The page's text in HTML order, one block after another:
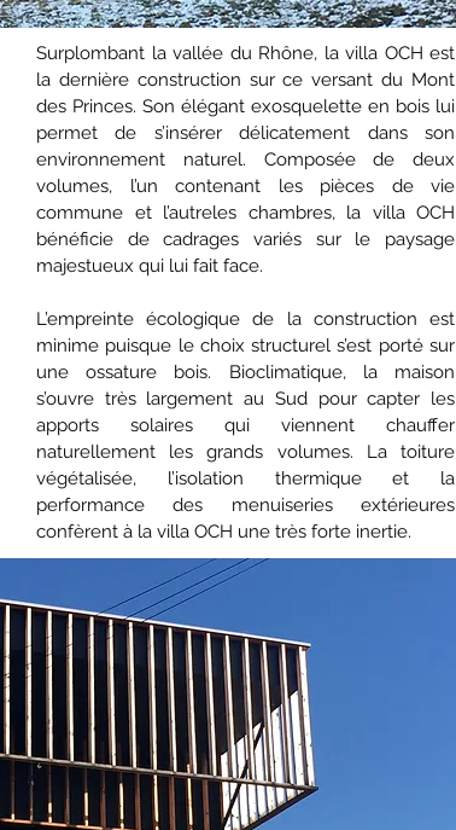
Surplombant la vallée du Rhône, la villa OCH est
la dernière construction sur ce versant du Mont
des Princes. Son élégant exosquelette en bois lui
permet de s’insérer délicatement dans son
environnement naturel. Composée de deux
volumes, l’un contenant les pièces de vie
commune et l’autreles chambres, la villa OCH
bénéficie de cadrages variés sur le paysage
majestueux qui lui fait face.
L’empreinte écologique de la construction est
minime puisque le choix structurel s’est porté sur
une ossature bois. Bioclimatique, la maison
s’ouvre très largement au Sud pour capter les
apports solaires qui viennent chauffer
naturellement les grands volumes. La toiture
végétalisée, l’isolation thermique et la
performance des menuiseries extérieures
confèrent à la villa OCH une très forte inertie.